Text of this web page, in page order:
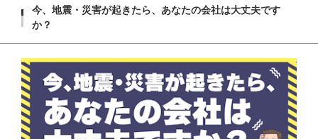
今、地震・災害が起きたら、あなたの会社は大丈夫です
か？